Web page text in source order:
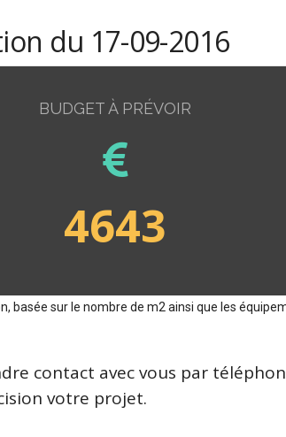
du 17-09-2016
BUDGET À PRÉVOIR
4643
basée sur le nombre de m2 ainsi que les
contact avec vous par
votre projet.